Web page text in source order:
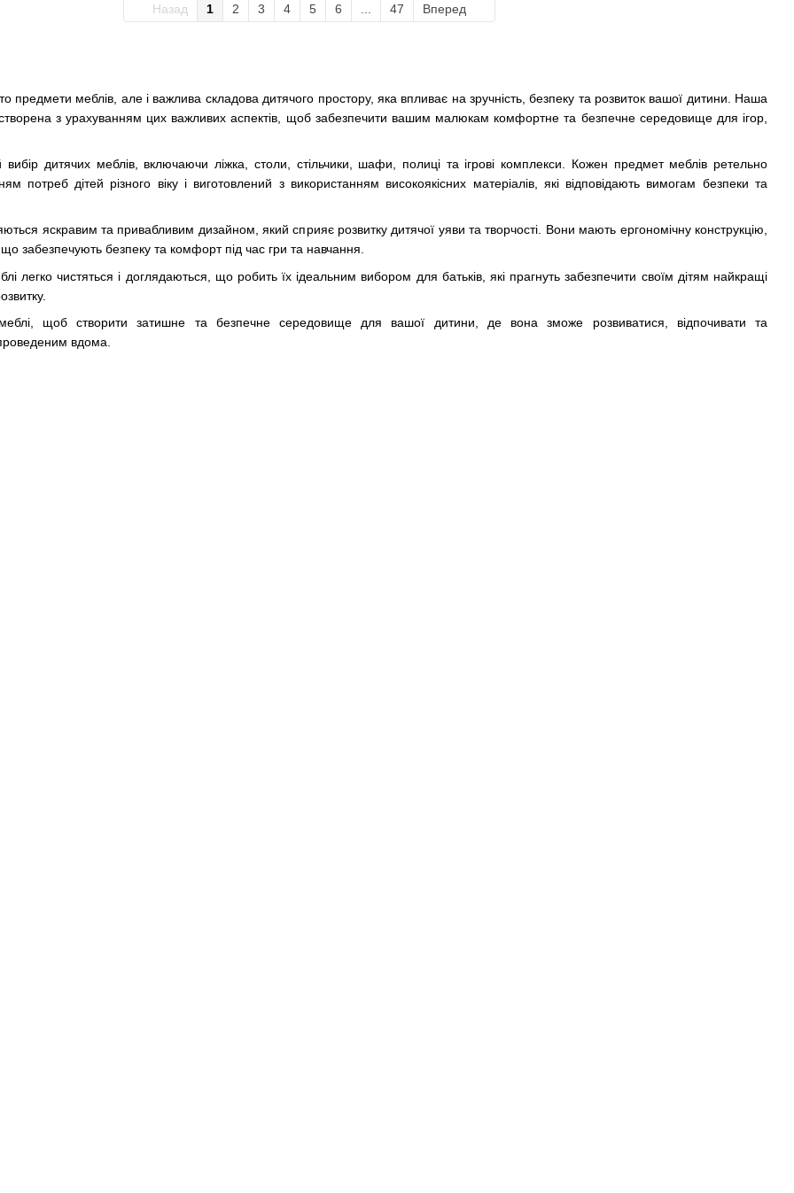
предмети меблів, але і важлива складова дитячого простору, яка впливає на зручність, безпеку та розвиток вашої дитини. Наша
створена з урахуванням цих важливих аспектів, щоб забезпечити вашим малюкам комфортне та безпечне середовище для ігор,
дитячих меблів, включаючи ліжка, столи, стільчики, шафи, полиці та ігрові комплекси. Кожен предмет меблів ретельно
потреб дітей різного віку і виготовлений з використанням високоякісних матеріалів, які відповідають вимогам безпеки та
яскравим та привабливим дизайном, який сприяє розвитку дитячої уяви та творчості. Вони мають ергономічну конструкцію,
забезпечують безпеку та комфорт під час гри та навчання.
легко чистяться і доглядаються, що робить їх ідеальним вибором для батьків, які прагнуть забезпечити своїм дітям найкращі
щоб створити затишне та безпечне середовище для вашої дитини, де вона зможе розвиватися, відпочивати та
вдома.
Назад 1 2 3 4 5 6 47 Вперед